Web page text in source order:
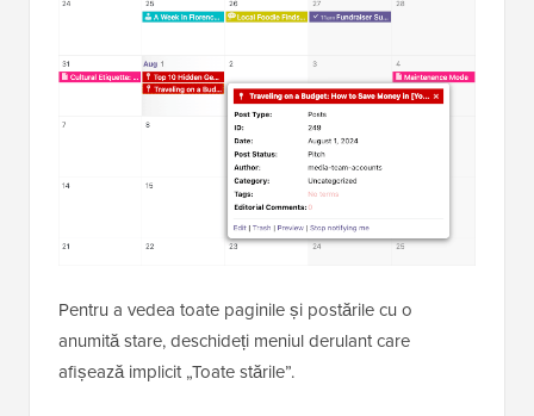
Pentru a vedea toate paginile și postările cu o
anumită stare, deschideți meniul derulant care
afișează implicit „Toate stările”.